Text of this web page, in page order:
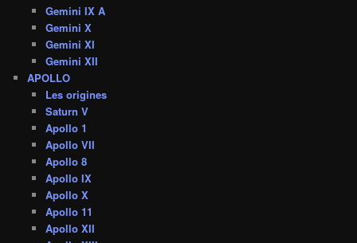
Gemini IX A
Gemini X
Gemini XI
Gemini XII
APOLLO
Les origines
Saturn V
Apollo 1
Apollo VII
Apollo 8
Apollo IX
Apollo X
Apollo 11
Apollo XII